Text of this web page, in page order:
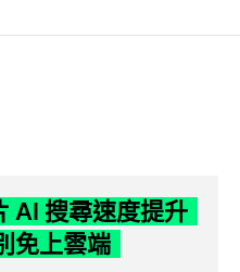
AI 搜尋速度提升
免上雲端